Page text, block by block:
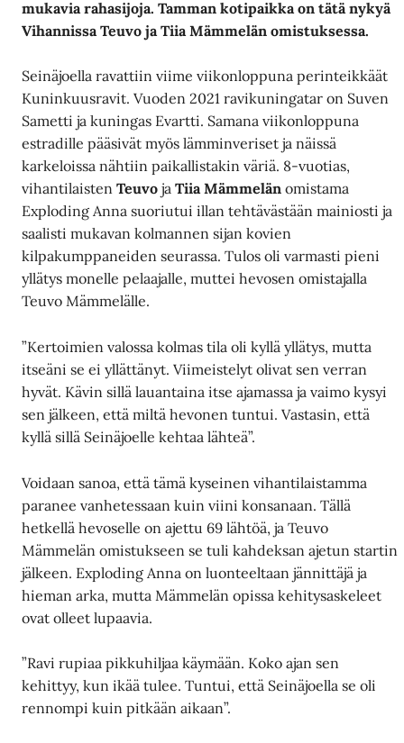
mukavia rahasijoja. Tamman kotipaikka on tätä nykyä
Vihannissa Teuvo ja Tiia Mämmelän omistuksessa.
Seinäjoella ravattiin viime viikonloppuna perinteikkäät
Kuninkuusravit. Vuoden 2021 ravikuningatar on Suven
Sametti ja kuningas Evartti. Samana viikonloppuna
estradille pääsivät myös lämminveriset ja näissä
karkeloissa nähtiin paikallistakin väriä. 8-vuotias,
vihantilaistenTeuvo jaTiia Mämmelän omistama
Exploding Anna suoriutui illan tehtävästään mainiosti ja
saalisti mukavan kolmannen sijan kovien
kilpakumppaneiden seurassa. Tulos oli varmasti pieni
yllätys monelle pelaajalle, muttei hevosen omistajalla
Teuvo Mämmelälle.
”Kertoimien valossa kolmas tila oli kyllä yllätys, mutta
itseäni se ei yllättänyt. Viimeistelyt olivat sen verran
hyvät. Kävin sillä lauantaina itse ajamassa ja vaimo kysyi
sen jälkeen, että miltä hevonen tuntui. Vastasin, että
kyllä sillä Seinäjoelle kehtaa lähteä”.
Voidaan sanoa, että tämä kyseinen vihantilaistamma
paranee vanhetessaan kuin viini konsanaan. Tällä
hetkellä hevoselle on ajettu 69 lähtöä, ja Teuvo
Mämmelän omistukseen se tuli kahdeksan ajetun startin
jälkeen. Exploding Anna on luonteeltaan jännittäjä ja
hieman arka, mutta Mämmelän opissa kehitysaskeleet
ovat olleet lupaavia.
”Ravi rupiaa pikkuhiljaa käymään. Koko ajan sen
kehittyy, kun ikää tulee. Tuntui, että Seinäjoella se oli
rennompi kuin pitkään aikaan”.